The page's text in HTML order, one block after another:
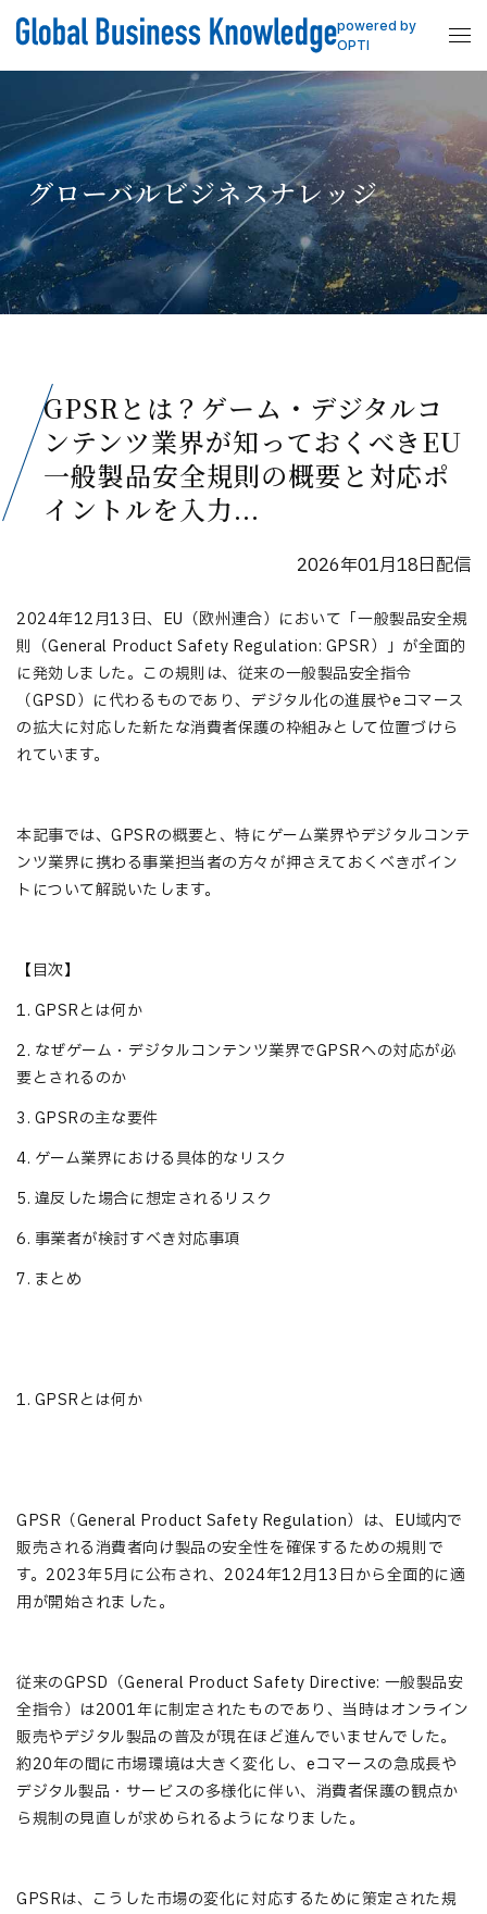
powered by
OPTI
グローバルビジネスナレッジ
GPSRとは？ゲーム・デジタルコ
ンテンツ業界が知っておくべきEU
一般製品安全規則の概要と対応ポ
イントルを入力...
2026年01月18日配信
2024年12月13日、EU（欧州連合）において「一般製品安全規
則（General Product Safety Regulation: GPSR）」が全面的
に発効しました。この規則は、従来の一般製品安全指令
（GPSD）に代わるものであり、デジタル化の進展やeコマース
の拡大に対応した新たな消費者保護の枠組みとして位置づけら
れています。
本記事では、GPSRの概要と、特にゲーム業界やデジタルコンテ
ンツ業界に携わる事業担当者の方々が押さえておくべきポイン
トについて解説いたします。
【目次】
1. GPSRとは何か
2. なぜゲーム・デジタルコンテンツ業界でGPSRへの対応が必
要とされるのか
3. GPSRの主な要件
4. ゲーム業界における具体的なリスク
5. 違反した場合に想定されるリスク
6. 事業者が検討すべき対応事項
7. まとめ
1. GPSRとは何か
GPSR（General Product Safety Regulation）は、EU域内で
販売される消費者向け製品の安全性を確保するための規則で
す。2023年5月に公布され、2024年12月13日から全面的に適
用が開始されました。
従来のGPSD（General Product Safety Directive: 一般製品安
全指令）は2001年に制定されたものであり、当時はオンライン
販売やデジタル製品の普及が現在ほど進んでいませんでした。
約20年の間に市場環境は大きく変化し、eコマースの急成長や
デジタル製品・サービスの多様化に伴い、消費者保護の観点か
ら規制の見直しが求められるようになりました。
GPSRは、こうした市場の変化に対応するために策定された規